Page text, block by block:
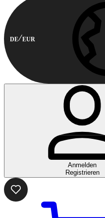
DE EUR
Anmelden
Registrieren